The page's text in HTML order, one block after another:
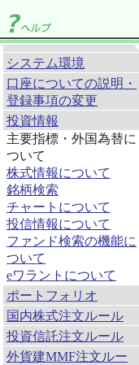
システム環境
口座についての説明・
登録事項の変更
投資情報
主要指標・外国為替に
ついて
株式情報について
銘柄検索
チャートについて
投信情報について
ファンド検索の機能に
ついて
eワラントについて
ポートフォリオ
国内株式注文ルール
投資信託注文ルール
外貨建MMF注文ルー